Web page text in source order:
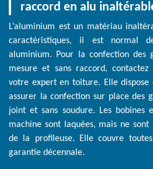
raccord en alu
L’aluminium est un matériau
caractéristiques, il est normal
aluminium. Pour la confection des
mesure et sans raccord, contactez
votre expert en toiture. Elle dispose
assurer la confection sur place des
joint et sans soudure. Les bobines
machine sont laquées, mais ne
de la profileuse. Elle couvre
garantie décennale.